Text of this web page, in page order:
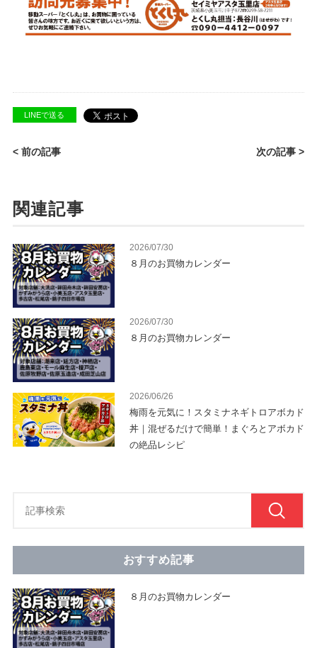
LINEで送る
< 前の記事 次の記事 >
関連記事
2026/07/30
８月のお買物カレンダー
2026/07/30
８月のお買物カレンダー
2026/06/26
梅雨を元気に！スタミナネギトロアボカド
丼｜混ぜるだけで簡単！まぐろとアボカド
の絶品レシピ
おすすめ記事
８月のお買物カレンダー